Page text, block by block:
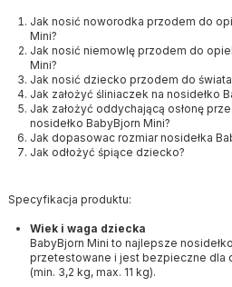
Jak nosić noworodka przodem do
Mini?
Jak nosić niemowlę przodem do
Mini?
Jak nosić dziecko przodem do
Jak założyć śliniaczek na nosidełko
Jak założyć oddychającą osłonę
nosidełko BabyBjorn Mini?
Jak dopasowac rozmiar nosidełka
Jak odłożyć śpiące dziecko?
Specyfikacja produktu:
Wiek i waga dziecka
BabyBjorn Mini to najlepsze
przetestowane i jest bezpieczne dla
(min. 3,2 kg, max. 11 kg).